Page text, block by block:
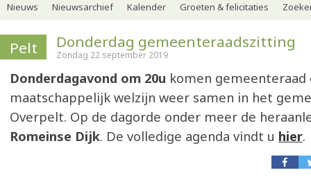
Nieuws Nieuwsarchief Kalender Groeten & felicitaties
Pelt Donderdag gemeenteraadszitting
Zondag 22 september 2019
Donderdagavond om 20u komen gemeenteraad
maatschappelijk welzijn weer samen in het
Overpelt. Op de dagorde onder meer de
Romeinse Dijk. De volledige agenda vindt u hier.